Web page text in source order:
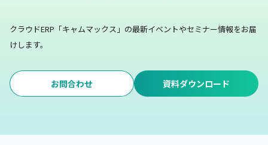
クラウドERP「キャムマックス」の最新イベントやセミナー情報をお届
けします。
お問合わせ 資料ダウンロード